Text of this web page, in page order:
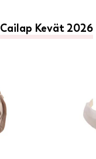
Cailap Kevät 2026